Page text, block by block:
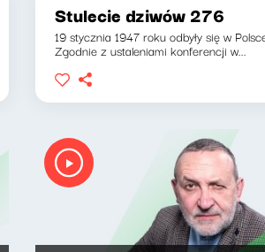
Stulecie dziwów 276
19 stycznia 1947 roku odbyły się w
Zgodnie z ustaleniami konferencji w...